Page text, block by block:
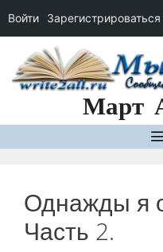
Перейти
содержимомуМарт
Однажды я
Часть 2.
Войти Зарегистрироваться